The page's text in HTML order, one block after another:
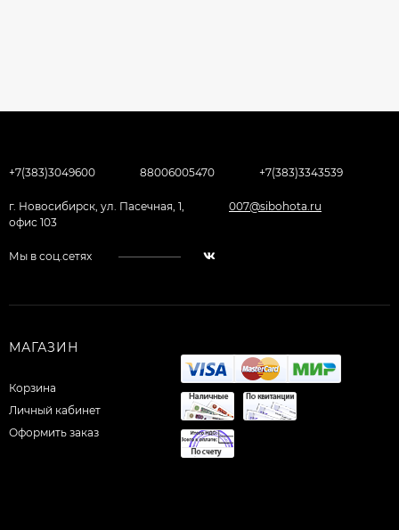
+7(383)3049600 88006005470 +7(383)3343539
г. Новосибирск, ул. Пасечная, 1,
офис 103
007@sibohota.ru
Мы в соц.сетях
МАГАЗИН
Корзина
Личный кабинет
Оформить заказ